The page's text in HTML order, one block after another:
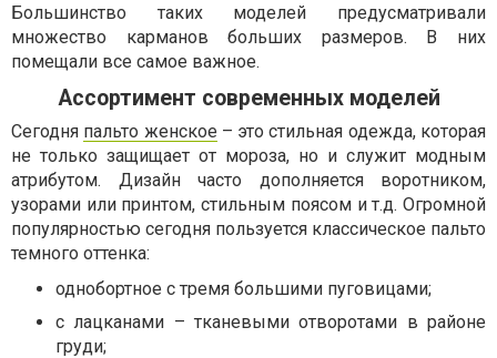
Большинство таких моделей предусматривали
множество карманов больших размеров. В них
помещали все самое важное.
Ассортимент современных моделей
Сегодня пальто женское – это стильная одежда, которая
не только защищает от мороза, но и служит модным
атрибутом. Дизайн часто дополняется воротником,
узорами или принтом, стильным поясом и т.д. Огромной
популярностью сегодня пользуется классическое пальто
темного оттенка:
однобортное с тремя большими пуговицами;
с лацканами – тканевыми отворотами в районе
груди;